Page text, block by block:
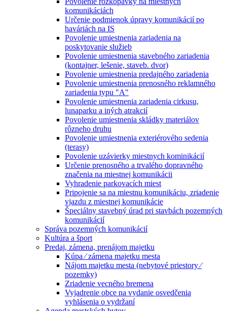
komunikáciách
Určenie podmienok úpravy komunikácií po
haváriách na IS
Povolenie umiestnenia zariadenia na
poskytovanie služieb
Povolenie umiestnenia stavebného zariadenia
(kontajner, lešenie, staveb. dvor)
Povolenie umiestnenia predajného zariadenia
Povolenie umiestnenia prenosného reklamného
zariadenia typu "A"
Povolenie umiestnenia zariadenia cirkusu,
lunaparku a iných atrakcií
Povolenie umiestnenia skládky materiálov
rôzneho druhu
Povolenie umiestnenia exteriérového sedenia
(terasy)
Povolenie uzávierky miestnych kominikácií
Určenie prenosného a trvalého dopravného
značenia na miestnej komunikácii
Vyhradenie parkovacích miest
Pripojenie sa na miestnu komunikáciu, zriadenie
vjazdu z miestnej komunikácie
Špeciálny stavebný úrad pri stavbách pozemných
komunikácií
Správa pozemných komunikácií
Kultúra a šport
Predaj, zámena, prenájom majetku
Kúpa ⁄ zámena majetku mesta
Nájom majetku mesta (nebytové priestory ⁄
pozemky)
Zriadenie vecného bremena
Vyjadrenie obce na vydanie osvedčenia
vyhlásenia o vydržaní